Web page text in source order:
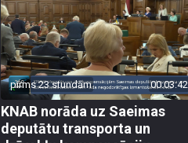
pirms 23 stundām 00:03:42
KNAB norāda uz Saeimas
deputātu transporta un